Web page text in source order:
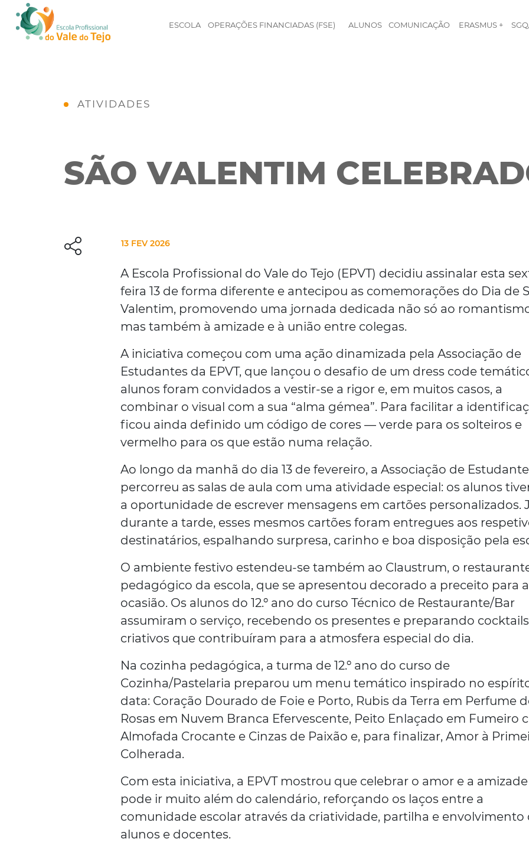
ESCOLA OPERAÇÕES FINANCIADAS (FSE) ALUNOS COMUNICAÇÃO ERASMUS +
ATIVIDADES
SÃO VALENTIM
13 FEV 2026
A Escola Profissional do Vale do Tejo (EPVT) decidiu assinalar esta
feira 13 de forma diferente e antecipou as comemorações do Dia de
Valentim, promovendo uma jornada dedicada não só ao
mas também à amizade e à união entre colegas.
A iniciativa começou com uma ação dinamizada pela Associação de
Estudantes da EPVT, que lançou o desafio de um dress code
alunos foram convidados a vestir-se a rigor e, em muitos casos, a
combinar o visual com a sua “alma gémea”. Para facilitar a
ficou ainda definido um código de cores — verde para os solteiros e
vermelho para os que estão numa relação.
Ao longo da manhã do dia 13 de fevereiro, a Associação de
percorreu as salas de aula com uma atividade especial: os alunos
a oportunidade de escrever mensagens em cartões personalizados.
durante a tarde, esses mesmos cartões foram entregues aos
destinatários, espalhando surpresa, carinho e boa disposição pela
O ambiente festivo estendeu-se também ao Claustrum, o
pedagógico da escola, que se apresentou decorado a preceito para a
ocasião. Os alunos do 12.º ano do curso Técnico de Restaurante/Bar
assumiram o serviço, recebendo os presentes e preparando cocktails
criativos que contribuíram para a atmosfera especial do dia.
Na cozinha pedagógica, a turma de 12.º ano do curso de
Cozinha/Pastelaria preparou um menu temático inspirado no
data: Coração Dourado de Foie e Porto, Rubis da Terra em Perfume
Rosas em Nuvem Branca Efervescente, Peito Enlaçado em Fumeiro
Almofada Crocante e Cinzas de Paixão e, para finalizar, Amor à
Colherada.
Com esta iniciativa, a EPVT mostrou que celebrar o amor e a amizade
pode ir muito além do calendário, reforçando os laços entre a
comunidade escolar através da criatividade, partilha e envolvimento
alunos e docentes.